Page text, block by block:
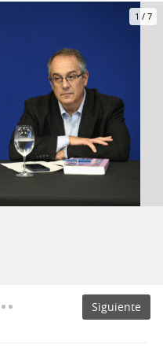
1 / 7
Siguiente